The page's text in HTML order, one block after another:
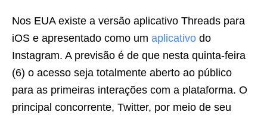
Nos EUA existe a versão aplicativo Threads para
iOS e apresentado como um aplicativo do
Instagram. A previsão é de que nesta quinta-feira
(6) o acesso seja totalmente aberto ao público
para as primeiras interações com a plataforma. O
principal concorrente, Twitter, por meio de seu